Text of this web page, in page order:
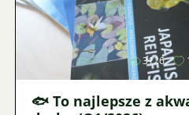
3126
🐟 To najlepsze z